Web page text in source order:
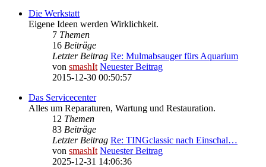
Die Werkstatt
Eigene Ideen werden Wirklichkeit.
7 Themen
16 Beiträge
Letzter Beitrag Re: Mulmabsauger fürs Aquarium
von smashIt Neuester Beitrag
2015-12-30 00:50:57
Das Servicecenter
Alles um Reparaturen, Wartung und Restauration.
12 Themen
83 Beiträge
Letzter Beitrag Re: TINGclassic nach Einschal…
von smashIt Neuester Beitrag
2025-12-31 14:06:36